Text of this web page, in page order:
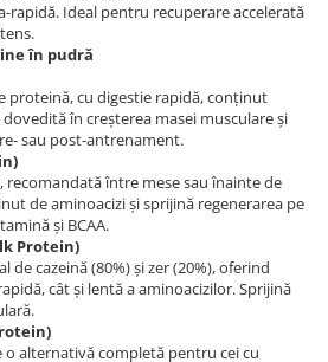
rapidă. Ideal pentru recuperare accelerată
în pudră
proteină, cu digestie rapidă, conținut
în creșterea masei musculare și
sau post-antrenament.
recomandată între mese sau înainte de
de aminoacizi și sprijină regenerarea pe
și BCAA.
Protein)
cazeină (80%) și zer (20%), oferind
cât și lentă a aminoacizilor. Sprijină
alternativă completă pentru cei cu